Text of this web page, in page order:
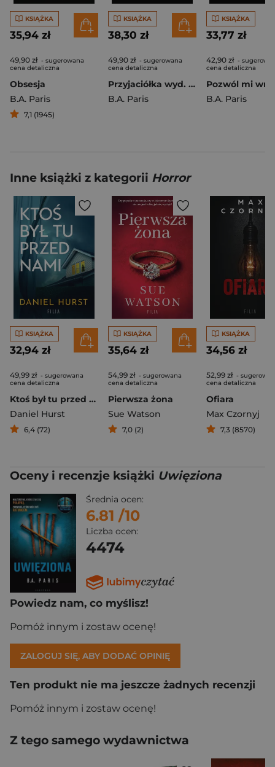
KSIĄŻKA
35,94 zł
49,90 zł - sugerowana
cena detaliczna
Obsesja
B.A. Paris
7,1 (1945)
KSIĄŻKA
38,30 zł
49,90 zł - sugerowana
cena detaliczna
Przyjaciółka wyd. specjalne
B.A. Paris
KSIĄŻKA
33,77 zł
42,90 zł -
cena detaliczna
Pozwól mi
B.A. Paris
Inne książki z kategorii Horror
KSIĄŻKA
32,94 zł
49,99 zł - sugerowana
cena detaliczna
Ktoś był tu przed nami
Daniel Hurst
6,4 (72)
KSIĄŻKA
35,64 zł
54,99 zł - sugerowana
cena detaliczna
Pierwsza żona
Sue Watson
7,0 (2)
KSIĄŻKA
34,56 zł
52,99 zł -
cena detaliczna
Ofiara
Max Czornyj
7,3 (8570)
Oceny i recenzje książki Uwięziona
Średnia ocen:
6.81 /10
Liczba ocen:
4474
Powiedz nam, co myślisz!
Pomóż innym i zostaw ocenę!
ZALOGUJ SIĘ, ABY DODAĆ OPINIĘ
Ten produkt nie ma jeszcze żadnych recenzji
Pomóż innym i zostaw ocenę!
Z tego samego wydawnictwa